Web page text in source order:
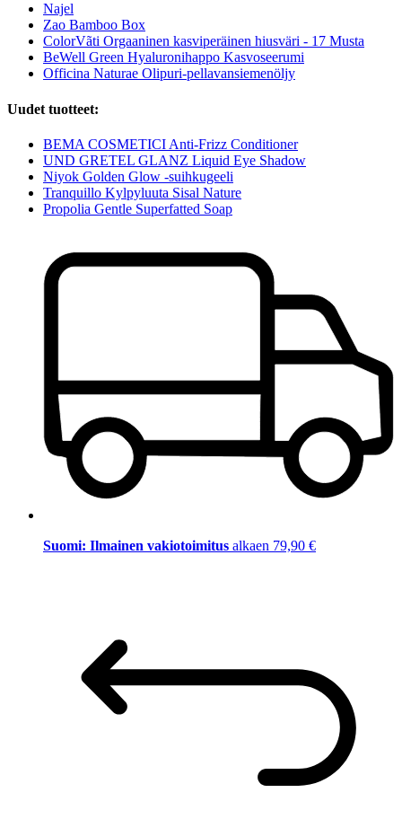
Najel
Zao Bamboo Box
ColorVãti Orgaaninen kasviperäinen hiusväri - 17 Musta
BeWell Green Hyaluronihappo Kasvoseerumi
Officina Naturae Olipuri-pellavansiemenöljy
Uudet tuotteet:
BEMA COSMETICI Anti-Frizz Conditioner
UND GRETEL GLANZ Liquid Eye Shadow
Niyok Golden Glow -suihkugeeli
Tranquillo Kylpyluuta Sisal Nature
Propolia Gentle Superfatted Soap
Suomi: Ilmainen vakiotoimitus alkaen 79,90 €